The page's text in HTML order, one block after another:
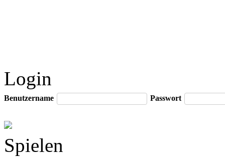
Login
Benutzername Passwort
Spielen